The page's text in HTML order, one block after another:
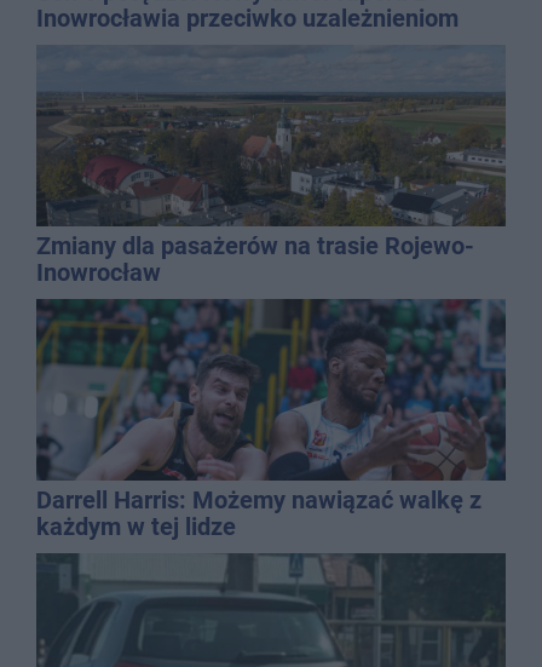
Inowrocławia przeciwko uzależnieniom
Zmiany dla pasażerów na trasie Rojewo-
Inowrocław
Darrell Harris: Możemy nawiązać walkę z
każdym w tej lidze